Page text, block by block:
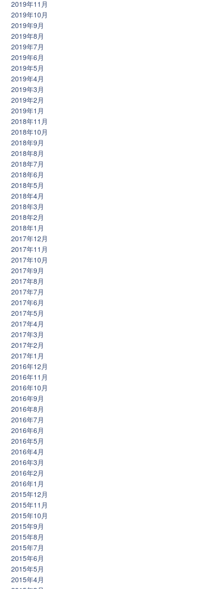
2019年11月
2019年10月
2019年9月
2019年8月
2019年7月
2019年6月
2019年5月
2019年4月
2019年3月
2019年2月
2019年1月
2018年11月
2018年10月
2018年9月
2018年8月
2018年7月
2018年6月
2018年5月
2018年4月
2018年3月
2018年2月
2018年1月
2017年12月
2017年11月
2017年10月
2017年9月
2017年8月
2017年7月
2017年6月
2017年5月
2017年4月
2017年3月
2017年2月
2017年1月
2016年12月
2016年11月
2016年10月
2016年9月
2016年8月
2016年7月
2016年6月
2016年5月
2016年4月
2016年3月
2016年2月
2016年1月
2015年12月
2015年11月
2015年10月
2015年9月
2015年8月
2015年7月
2015年6月
2015年5月
2015年4月